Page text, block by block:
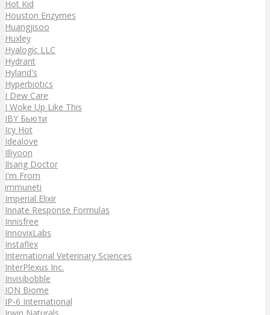
Hot Kid
Houston Enzymes
Huangjisoo
Huxley
Hyalogic LLC
Hydrant
Hyland's
Hyperbiotics
I Dew Care
I Woke Up Like This
IBY Бьюти
Icy Hot
Idealove
Illiyoon
Ilsang Doctor
I'm From
immuneti
Imperial Elixir
Innate Response Formulas
Innisfree
InnovixLabs
Instaflex
International Veterinary Sciences
InterPlexus Inc.
Invisibobble
ION Biome
IP-6 International